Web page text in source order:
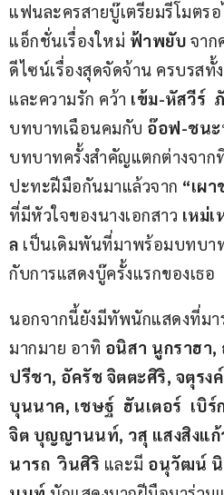
แฟนละครสายบู๊เตรียมรีโมตรอไ
แอ็กชั่นเรื่องใหม่ ฟ้าพยับ จาก
ดีไซน์เรื่องสุดจัดจ้าน ครบรสทั้
และความรัก คว้า เข้ม-หัสวีร์
บทบาทเฉือนคมกับ อ๊อฟ-ชนะ
บทบาทครั้งสำคัญแตกต่างจาก
ปะทะฝีมือกันมาแล้วจาก “เผา
ที่มีหัวใจของนางเอกสาว เหม่
ล เป็นเดิมพันที่มาพร้อมบทบา
กับการแสดงบู๊ครั้งแรกของเธอ
นอกจากนี้ยังมีทัพนักแสดงที่มา
มากมาย อาทิ อนิสา นูกราฮา,
ปรีชา, อัครัช จิตตะศิริ, จตุรง
บุนนาค, เชษฐ์  ฮันเตอร์  เบิ
จิต บุญญานนท์, วสุ แสงสิงแก้
นารถ  วินศิริ และมี อนุวัฒน์ นิ